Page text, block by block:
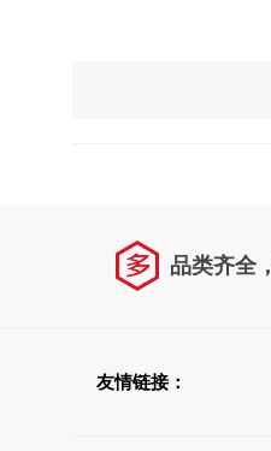
品类齐全
友情链接：